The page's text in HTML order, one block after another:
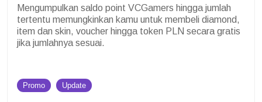
Mengumpulkan saldo point VCGamers hingga jumlah
tertentu memungkinkan kamu untuk membeli diamond,
item dan skin, voucher hingga token PLN secara gratis
jika jumlahnya sesuai.
Promo Update